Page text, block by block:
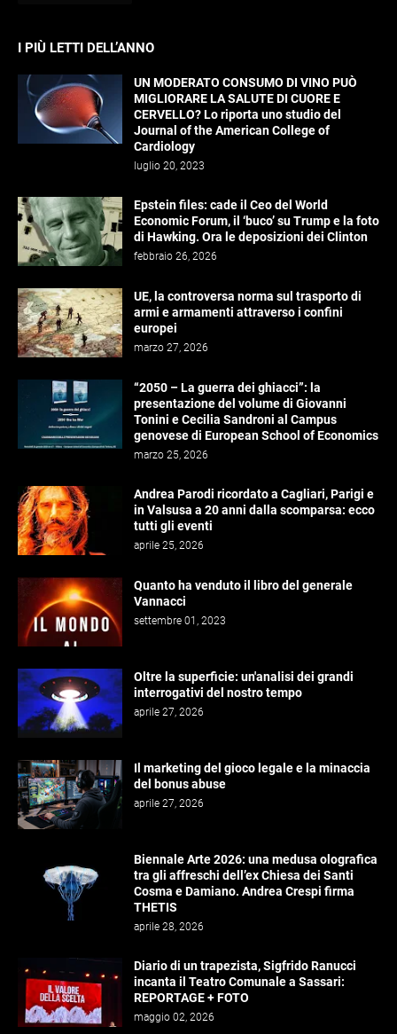
I PIÙ LETTI DELL’ANNO
UN MODERATO CONSUMO DI VINO PUÒ
MIGLIORARE LA SALUTE DI CUORE E
CERVELLO? Lo riporta uno studio del
Journal of the American College of
Cardiology
luglio 20, 2023
Epstein files: cade il Ceo del World
Economic Forum, il ‘buco’ su Trump e la foto
di Hawking. Ora le deposizioni dei Clinton
febbraio 26, 2026
UE, la controversa norma sul trasporto di
armi e armamenti attraverso i confini
europei
marzo 27, 2026
“2050 – La guerra dei ghiacci”: la
presentazione del volume di Giovanni
Tonini e Cecilia Sandroni al Campus
genovese di European School of Economics
marzo 25, 2026
Andrea Parodi ricordato a Cagliari, Parigi e
in Valsusa a 20 anni dalla scomparsa: ecco
tutti gli eventi
aprile 25, 2026
Quanto ha venduto il libro del generale
Vannacci
settembre 01, 2023
Oltre la superficie: un'analisi dei grandi
interrogativi del nostro tempo
aprile 27, 2026
Il marketing del gioco legale e la minaccia
del bonus abuse
aprile 27, 2026
Biennale Arte 2026: una medusa olografica
tra gli affreschi dell’ex Chiesa dei Santi
Cosma e Damiano. Andrea Crespi firma
THETIS
aprile 28, 2026
Diario di un trapezista, Sigfrido Ranucci
incanta il Teatro Comunale a Sassari:
REPORTAGE + FOTO
maggio 02, 2026